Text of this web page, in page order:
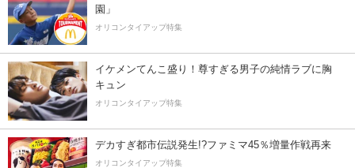
園」
オリコンタイアップ特集
イケメンてんこ盛り！尊すぎる男子の純情ラブに胸
キュン
オリコンタイアップ特集
デカすぎ都市伝説発生!?ファミマ45％増量作戦再来
オリコンタイアップ特集